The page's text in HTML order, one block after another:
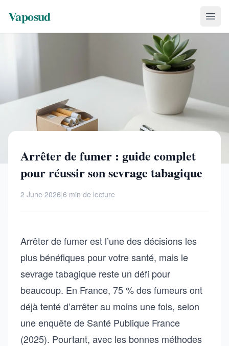
Vaposud
Arrêter de fumer : guide complet
pour réussir son sevrage tabagique
2 June 2026 6 min de lecture
Arrêter de fumer est l’une des décisions les
plus bénéfiques pour votre santé, mais le
sevrage tabagique reste un défi pour
beaucoup. En France, 75 % des fumeurs ont
déjà tenté d’arrêter au moins une fois, selon
une enquête de Santé Publique France
(2025). Pourtant, avec les bonnes méthodes